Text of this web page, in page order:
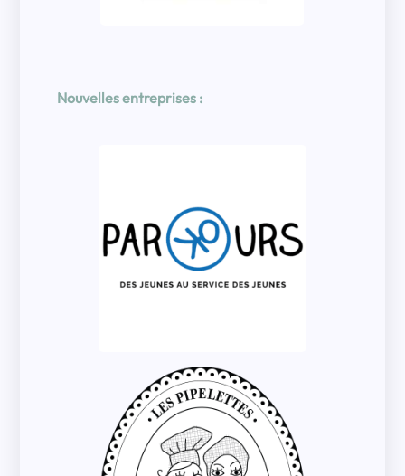
Nouvelles entreprises :